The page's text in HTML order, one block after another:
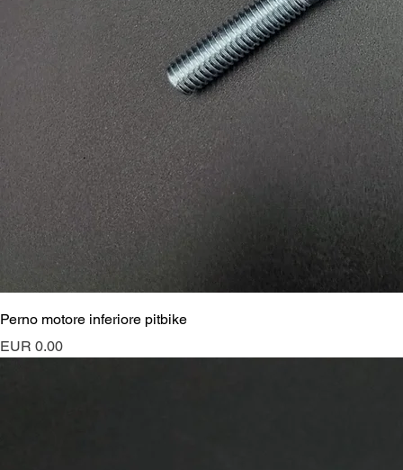
Perno motore inferiore pitbike
Preis
EUR 0.00